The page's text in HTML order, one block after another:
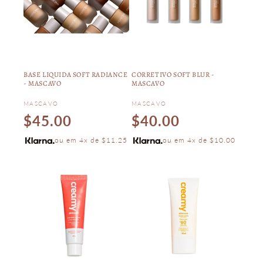
BASE LIQUIDA SOFT RADIANCE
- MASCAVO
Vendor:
MASCAVO
Regular
price
$45.00
ou em 4x de $11.25
CORRETIVO SOFT BLUR -
MASCAVO
Vendor:
MASCAVO
Regular
price
$40.00
ou em 4x de $10.00